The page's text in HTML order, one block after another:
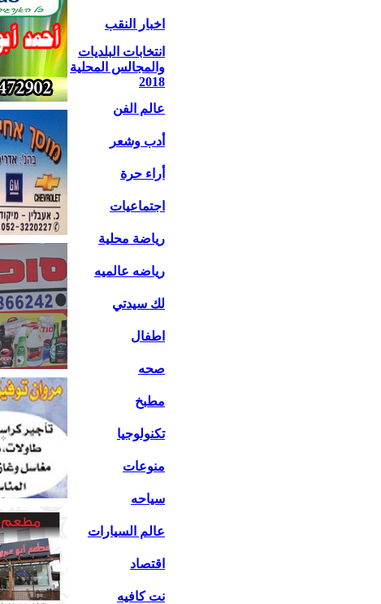
اخبار النقب
انتخابات البلديات
والمجالس المحلية
2018
عالم الفن
أدب وشعر
أراء حرة
اجتماعيات
رياضة محلية
رياضه عالميه
لك سيدتي
اطفال
صحه
مطبخ
تكنولوجيا
منوعات
سياحه
عالم السيارات
اقتصاد
نت كافيه